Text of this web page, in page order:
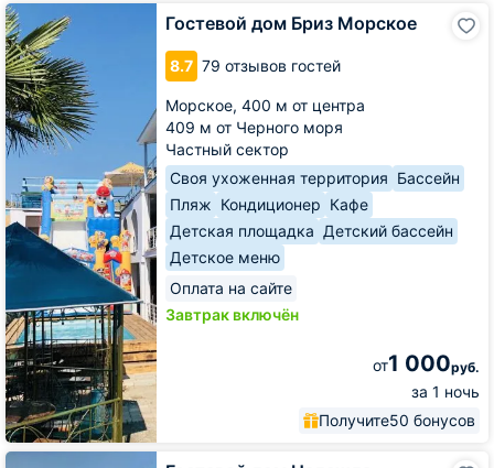
Гостевой дом Бриз Морское
8.7 79 отзывов гостей
Морское, 400 м от центра
409 м от Черного моря
Частный сектор
Своя ухоженная территория Бассейн
Пляж Кондиционер Кафе
Детская площадка Детский бассейн
Детское меню
Оплата на сайте
Завтрак включён
от1 000руб.
за 1 ночь
Получите50 бонусов
Гостевой
дом
Бриз
Морское
Гостевой